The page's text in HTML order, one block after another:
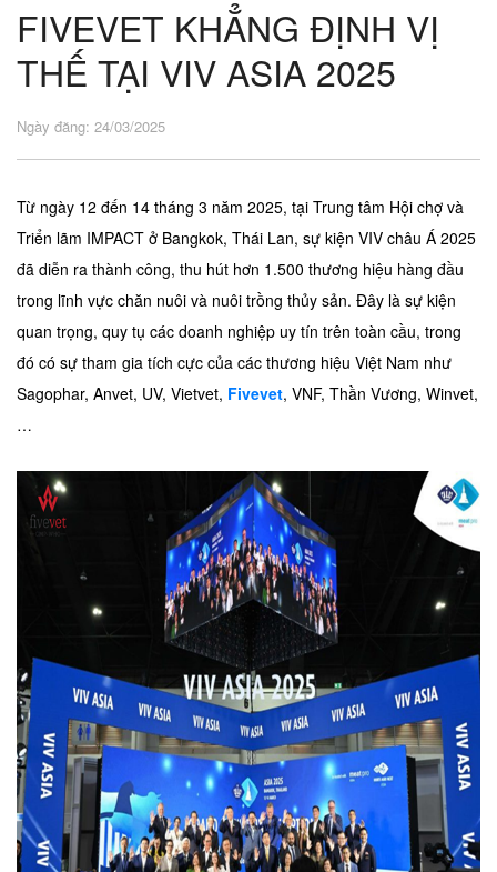
FIVEVET KHẲNG ĐỊNH VỊ
THẾ TẠI VIV ASIA 2025
Ngày đăng: 24/03/2025
Từ ngày 12 đến 14 tháng 3 năm 2025, tại Trung tâm Hội chợ và
Triển lãm IMPACT ở Bangkok, Thái Lan, sự kiện VIV châu Á 2025
đã diễn ra thành công, thu hút hơn 1.500 thương hiệu hàng đầu
trong lĩnh vực chăn nuôi và nuôi trồng thủy sản. Đây là sự kiện
quan trọng, quy tụ các doanh nghiệp uy tín trên toàn cầu, trong
đó có sự tham gia tích cực của các thương hiệu Việt Nam như
Sagophar, Anvet, UV, Vietvet, Fivevet, VNF, Thần Vương, Winvet,
…